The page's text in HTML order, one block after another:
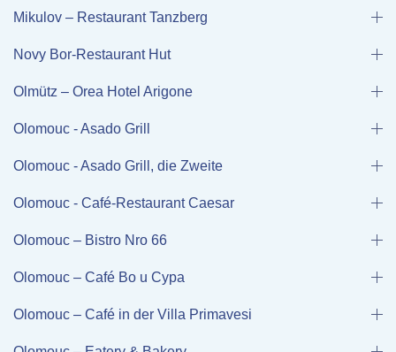
Mikulov – Restaurant Tanzberg
Novy Bor-Restaurant Hut
Olmütz – Orea Hotel Arigone
Olomouc - Asado Grill
Olomouc - Asado Grill, die Zweite
Olomouc - Café-Restaurant Caesar
Olomouc – Bistro Nro 66
Olomouc – Café Bo u Cypa
Olomouc – Café in der Villa Primavesi